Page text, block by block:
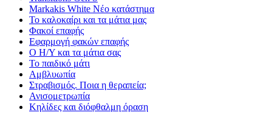
Markakis White Νέο κατάστημα
Το καλοκαίρι και τα μάτια μας
Φακοί επαφής
Εφαρμογή φακών επαφής
Ο Η/Υ και τα μάτια σας
Το παιδικό μάτι
Αμβλυωπία
Στραβισμός. Ποια η θεραπεία;
Ανισομετρωπία
Κηλίδες και διόφθαλμη όραση